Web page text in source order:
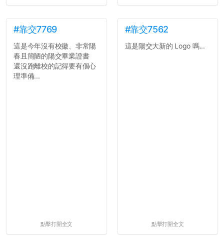
#靠交7769
這是今年沒有校徽、非常陽
春且簡陋的陽交畢業證書
還沒跑離校的記得要有個心
理準備...
點擊打開全文
#靠交7562
這是陽交大新的 Logo 嗎...
點擊打開全文